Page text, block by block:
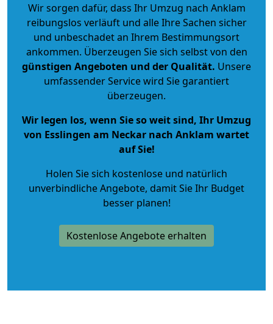
Wir sorgen dafür, dass Ihr Umzug nach Anklam
reibungslos verläuft und alle Ihre Sachen sicher
und unbeschadet an Ihrem Bestimmungsort
ankommen. Überzeugen Sie sich selbst von den
günstigen Angeboten und der Qualität. Unsere
umfassender Service wird Sie garantiert
überzeugen.
Wir legen los, wenn Sie so weit sind, Ihr Umzug
von Esslingen am Neckar nach Anklam wartet
auf Sie!
Holen Sie sich kostenlose und natürlich
unverbindliche Angebote, damit Sie Ihr Budget
besser planen!
Kostenlose Angebote erhalten